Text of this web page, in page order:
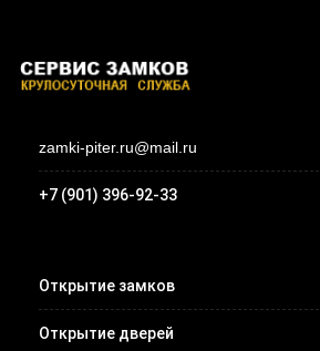
zamki-piter.ru@mail.ru
+7 (901) 396-92-33
Открытие замков
Открытие дверей